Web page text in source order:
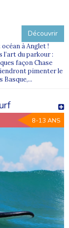
Découvrir
à Anglet !
du parkour :
façon Chase
pimenter le
8-13 ANS